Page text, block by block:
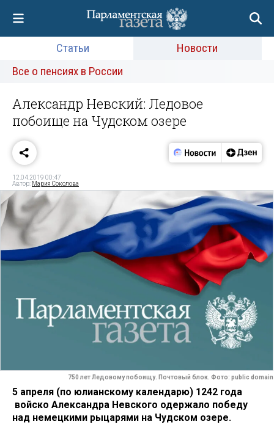
Статьи
Новости
Все о пенсиях в России
Александр Невский: Ледовое
побоище на Чудском озере
12.04.2019 00:47
Автор: Мария Соколова
750 лет Ледовому побоищу. Почтовый блок. Фото: public domain
5 апреля (по юлианскому календарю) 1242 года
войско Александра Невского одержало победу
над немецкими рыцарями на Чудском озере.